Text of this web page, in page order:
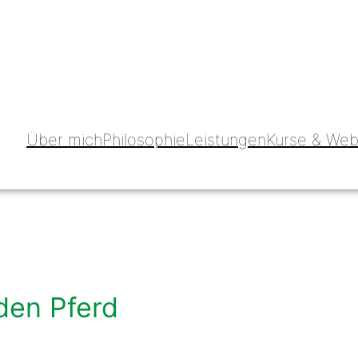
Über michPhilosophieLeistungenKurse &
Pferd